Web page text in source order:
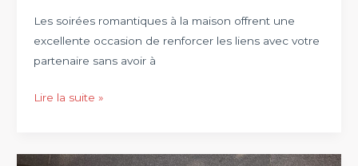
Les soirées romantiques à la maison offrent une
excellente occasion de renforcer les liens avec votre
partenaire sans avoir à
Les
à
Lire la suite »